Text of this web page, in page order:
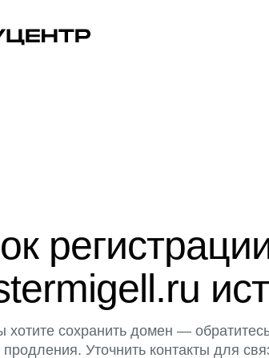
хотите сохранить домен —
Уточнить контакты для